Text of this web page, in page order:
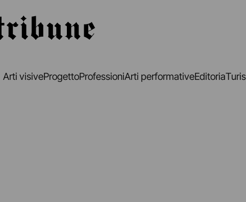
Arti visiveProgettoProfessioniArti performativeEditoria